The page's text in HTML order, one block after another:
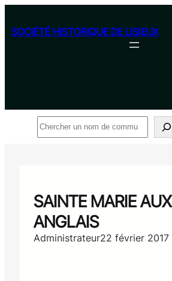
contenu
SOCIÉTÉ HISTORIQUE DE LISIEUX
Rechercher
SAINTE MARIE AUX
ANGLAIS
Administrateur22 février 2017